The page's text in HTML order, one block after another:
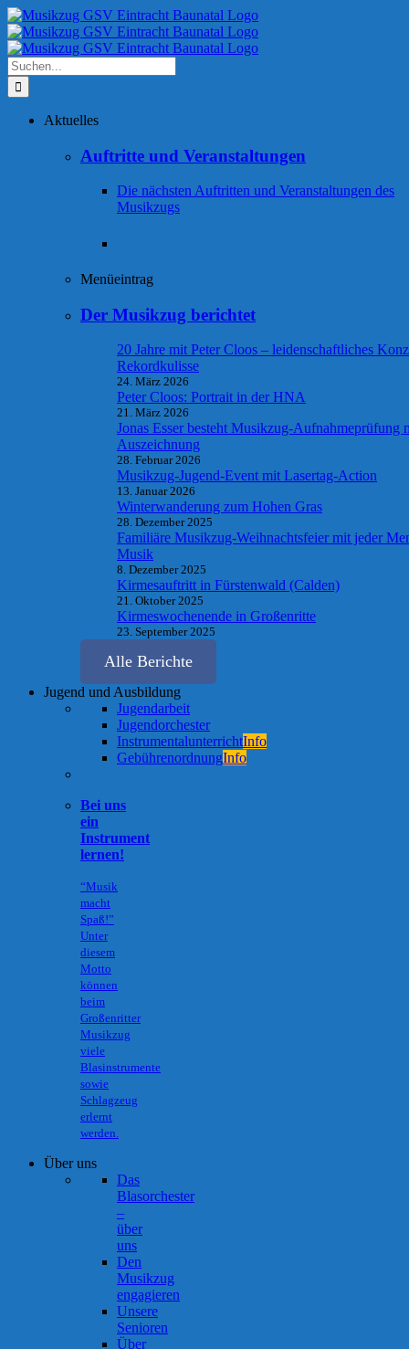
Zum
Inhalt
springen
Suche
nach:
Aktuelles
Auftritte und Veranstaltungen
Die nächsten Auftritten und Veranstaltungen des
Musikzugs
Menüeintrag
Der Musikzug berichtet
20 Jahre mit Peter Cloos – leidenschaftliches
Rekordkulisse
24. März 2026
Peter Cloos: Portrait in der HNA
21. März 2026
Jonas Esser besteht Musikzug-Aufnahmeprüfung
Auszeichnung
28. Februar 2026
Musikzug-Jugend-Event mit Lasertag-Action
13. Januar 2026
Winterwanderung zum Hohen Gras
28. Dezember 2025
Familiäre Musikzug-Weihnachtsfeier mit jeder
Musik
8. Dezember 2025
Kirmesauftritt in Fürstenwald (Calden)
21. Oktober 2025
Kirmeswochenende in Großenritte
23. September 2025
Alle Berichte
Jugend und Ausbildung
Jugendarbeit
Jugendorchester
InstrumentalunterrichtInfo
GebührenordnungInfo
Bei uns
ein
Instrument
lernen!
“Musik
macht
Spaß!”
Unter
diesem
Motto
können
beim
Großenritter
Musikzug
viele
Blasinstrumente
sowie
Schlagzeug
erlernt
werden.
Über uns
Das
Blasorchester
–
über
uns
Den
Musikzug
engagieren
Unsere
Senioren
Über